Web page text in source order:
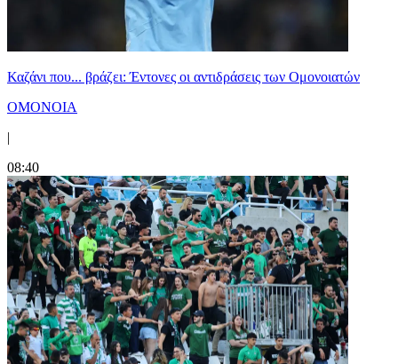
Καζάνι που... βράζει: Έντονες οι αντιδράσεις των Ομονοιατών
ΟΜΟΝΟΙΑ
|
08:40